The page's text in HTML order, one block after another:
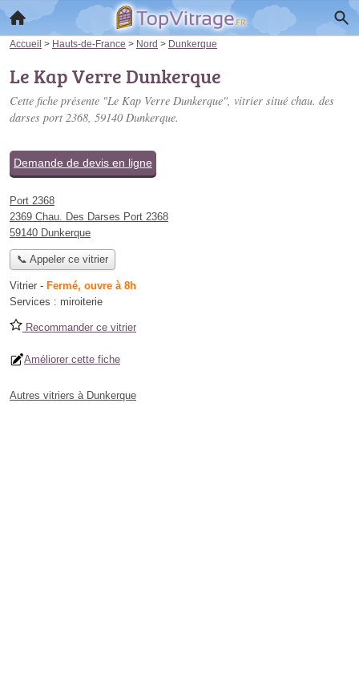
Accueil > Hauts-de-France > Nord > Dunkerque
Le Kap Verre Dunkerque
Cette fiche présente "Le Kap Verre Dunkerque", vitrier situé chau. des
darses port 2368, 59140 Dunkerque.
Demande de devis en ligne
Port 2368
2369 Chau. Des Darses Port 2368
59140 Dunkerque
📞 Appeler ce vitrier
Vitrier - Fermé, ouvre à 8h
Services : miroiterie
Recommander ce vitrier
Améliorer cette fiche
Autres vitriers à Dunkerque